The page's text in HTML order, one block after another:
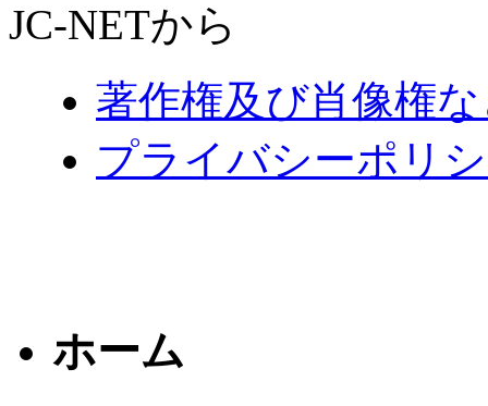
JC-NETから
著作権及び肖像権
プライバシーポリ
ホーム